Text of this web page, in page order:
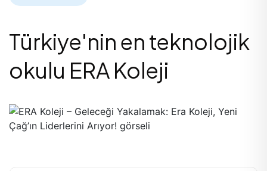
Türkiye'nin en teknolojik
okulu ERA Koleji